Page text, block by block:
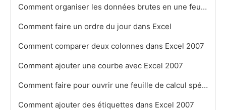
Comment organiser les données brutes en une feuille de calcul dans Excel
Comment faire un ordre du jour dans Excel
Comment comparer deux colonnes dans Excel 2007
Comment ajouter une courbe avec Excel 2007
Comment faire pour ouvrir une feuille de calcul spécifique chaque fois démarrage d'Excel
Comment ajouter des étiquettes dans Excel 2007